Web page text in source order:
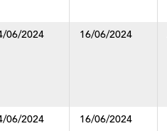
06/2024 16/06/2024
06/2024 16/06/2024